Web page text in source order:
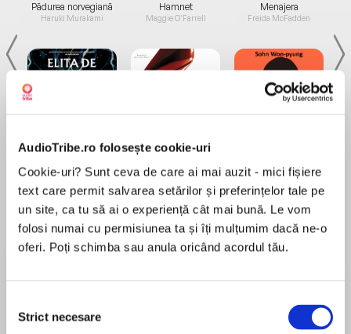
AudioTribe.ro folosește cookie-uri
Cookie-uri? Sunt ceva de care ai mai auzit - mici fișiere
text care permit salvarea setărilor și preferințelor tale pe
un site, ca tu să ai o experiență cât mai bună. Le vom
folosi numai cu permisiunea ta și îți mulțumim dacă ne-o
oferi. Poți schimba sau anula oricând acordul tău.
consimțământului
Strict necesare
Pădurea norvegiană
Haruki Murakami
Elita de Argint (Elita
Hamnet
Maggie O'Farrell
Diavolul se îmbracă de
Menajera
Freida McFadden
Desprecarte
estan hambrientos; los jefes del crimen están